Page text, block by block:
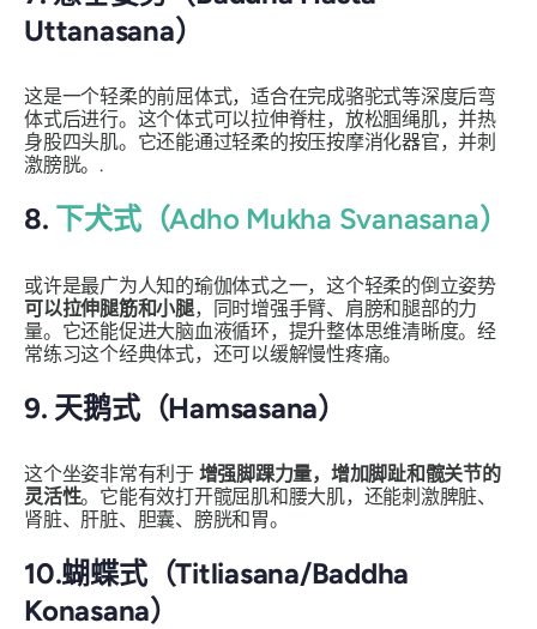
Uttanasana）
这是一个轻柔的前屈体式，适合在完成骆驼式等深度后弯
体式后进行。这个体式可以拉伸脊柱，放松腘绳肌，并热
身股四头肌。它还能通过轻柔的按压按摩消化器官，并刺
激膀胱。.
8. 下犬式（Adho Mukha Svanasana）
或许是最广为人知的瑜伽体式之一，这个轻柔的倒立姿势
可以拉伸腿筋和小腿，同时增强手臂、肩膀和腿部的力
量。它还能促进大脑血液循环，提升整体思维清晰度。经
常练习这个经典体式，还可以缓解慢性疼痛。
9. 天鹅式（Hamsasana）
这个坐姿非常有利于 增强脚踝力量，增加脚趾和髋关节的
灵活性。它能有效打开髋屈肌和腰大肌，还能刺激脾脏、
肾脏、肝脏、胆囊、膀胱和胃。
10.蝴蝶式（Titliasana/Baddha
Konasana）